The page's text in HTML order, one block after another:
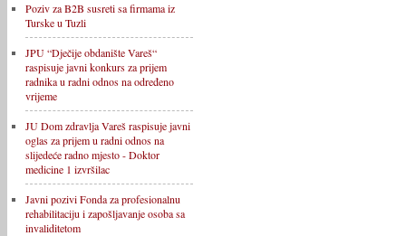
Poziv za B2B susreti sa firmama iz
Turske u Tuzli
JPU “Dječije obdanište Vareš“
raspisuje javni konkurs za prijem
radnika u radni odnos na određeno
vrijeme
JU Dom zdravlja Vareš raspisuje javni
oglas za prijem u radni odnos na
slijedeće radno mjesto - Doktor
medicine 1 izvršilac
Javni pozivi Fonda za profesionalnu
rehabilitaciju i zapošljavanje osoba sa
invaliditetom